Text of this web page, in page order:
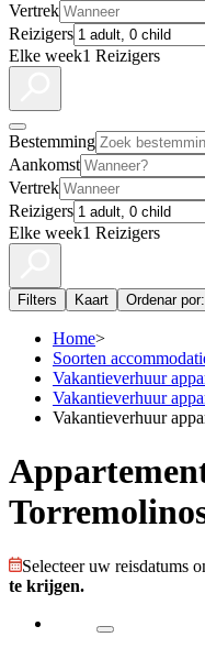
Vertrek
Reizigers
Elke week1 Reizigers
Bestemming
Aankomst
Vertrek
Reizigers
Elke week1 Reizigers
Filters Kaart Ordenar
Home>
Soorten
Vakantieverhuur
Vakantieverhuur
Vakantieverhuur
Selecteer uw reisdatums
te krijgen.